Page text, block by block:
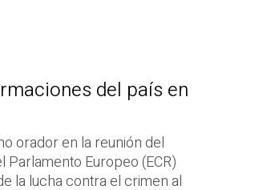
del país en
orador en la reunión del
Europeo (ECR)
la lucha contra el crimen al